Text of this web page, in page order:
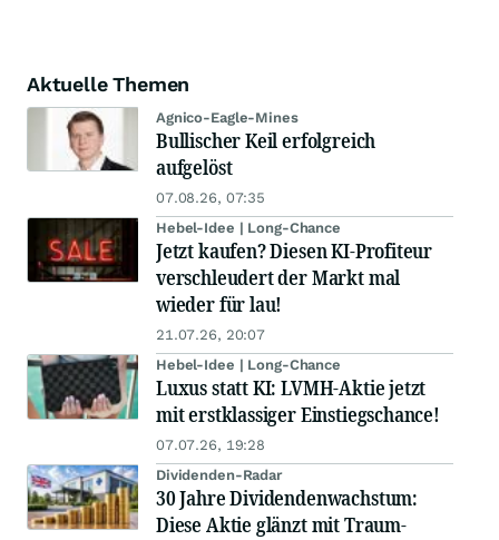
Aktuelle Themen
Agnico-Eagle-Mines
Bullischer Keil erfolgreich
aufgelöst
07.08.26, 07:35
Hebel-Idee | Long-Chance
Jetzt kaufen? Diesen KI-Profiteur
verschleudert der Markt mal
wieder für lau!
21.07.26, 20:07
Hebel-Idee | Long-Chance
Luxus statt KI: LVMH-Aktie jetzt
mit erstklassiger Einstiegschance!
07.07.26, 19:28
Dividenden-Radar
30 Jahre Dividendenwachstum:
Diese Aktie glänzt mit Traum-